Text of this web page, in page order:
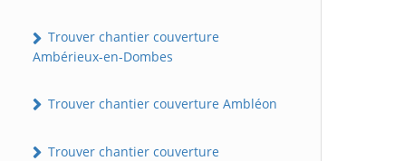
Trouver chantier couverture
Ambérieux-en-Dombes
Trouver chantier couverture Ambléon
Trouver chantier couverture